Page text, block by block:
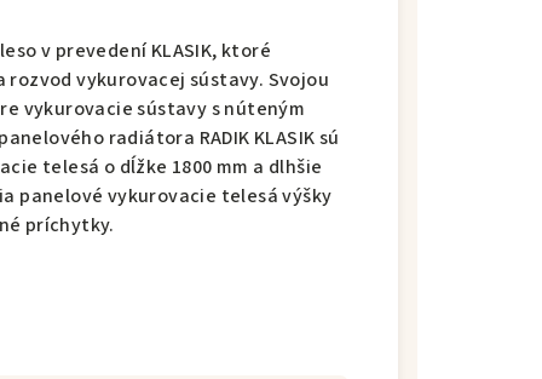
v prevedení KLASIK, ktoré
vykurovacej sústavy. Svojou
vykurovacie sústavy s núteným
radiátora RADIK KLASIK sú
telesá o dĺžke 1800 mm a dlhšie
panelové vykurovacie telesá výšky
príchytky.